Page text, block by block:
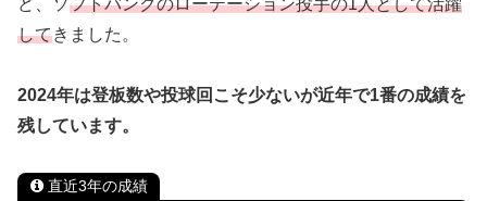
してきました。
2024年は登板数や投球回こそ少ないが近年で1番の成績を
残しています。
直近3年の成績